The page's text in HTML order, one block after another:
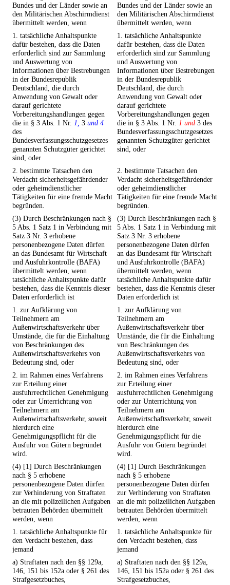
Bundes und der Länder sowie an
den Militärischen Abschirmdienst
übermittelt werden, wenn
Bundes und der Länder sowie an
den Militärischen Abschirmdienst
übermittelt werden, wenn
1. tatsächliche Anhaltspunkte
dafür bestehen, dass die Daten
erforderlich sind zur Sammlung
und Auswertung von
Informationen über Bestrebungen
in der Bundesrepublik
Deutschland, die durch
Anwendung von Gewalt oder
darauf gerichtete
Vorbereitungshandlungen gegen
die in § 3 Abs. 1 Nr. 1, 3 und 4
des
Bundesverfassungsschutzgesetzes
genannten Schutzgüter gerichtet
sind, oder
1. tatsächliche Anhaltspunkte
dafür bestehen, dass die Daten
erforderlich sind zur Sammlung
und Auswertung von
Informationen über Bestrebungen
in der Bundesrepublik
Deutschland, die durch
Anwendung von Gewalt oder
darauf gerichtete
Vorbereitungshandlungen gegen
die in § 3 Abs. 1 Nr. 1 und 3 des
Bundesverfassungsschutzgesetzes
genannten Schutzgüter gerichtet
sind, oder
2. bestimmte Tatsachen den
Verdacht sicherheitsgefährdender
oder geheimdienstlicher
Tätigkeiten für eine fremde Macht
begründen.
2. bestimmte Tatsachen den
Verdacht sicherheitsgefährdender
oder geheimdienstlicher
Tätigkeiten für eine fremde Macht
begründen.
(3) Durch Beschränkungen nach §
5 Abs. 1 Satz 1 in Verbindung mit
Satz 3 Nr. 3 erhobene
personenbezogene Daten dürfen
an das Bundesamt für Wirtschaft
und Ausfuhrkontrolle (BAFA)
übermittelt werden, wenn
tatsächliche Anhaltspunkte dafür
bestehen, dass die Kenntnis dieser
Daten erforderlich ist
(3) Durch Beschränkungen nach §
5 Abs. 1 Satz 1 in Verbindung mit
Satz 3 Nr. 3 erhobene
personenbezogene Daten dürfen
an das Bundesamt für Wirtschaft
und Ausfuhrkontrolle (BAFA)
übermittelt werden, wenn
tatsächliche Anhaltspunkte dafür
bestehen, dass die Kenntnis dieser
Daten erforderlich ist
1. zur Aufklärung von
Teilnehmern am
Außenwirtschaftsverkehr über
Umstände, die für die Einhaltung
von Beschränkungen des
Außenwirtschaftsverkehrs von
Bedeutung sind, oder
1. zur Aufklärung von
Teilnehmern am
Außenwirtschaftsverkehr über
Umstände, die für die Einhaltung
von Beschränkungen des
Außenwirtschaftsverkehrs von
Bedeutung sind, oder
2. im Rahmen eines Verfahrens
zur Erteilung einer
ausfuhrrechtlichen Genehmigung
oder zur Unterrichtung von
Teilnehmern am
Außenwirtschaftsverkehr, soweit
hierdurch eine
Genehmigungspflicht für die
Ausfuhr von Gütern begründet
wird.
2. im Rahmen eines Verfahrens
zur Erteilung einer
ausfuhrrechtlichen Genehmigung
oder zur Unterrichtung von
Teilnehmern am
Außenwirtschaftsverkehr, soweit
hierdurch eine
Genehmigungspflicht für die
Ausfuhr von Gütern begründet
wird.
(4) [1] Durch Beschränkungen
nach § 5 erhobene
personenbezogene Daten dürfen
zur Verhinderung von Straftaten
an die mit polizeilichen Aufgaben
betrauten Behörden übermittelt
werden, wenn
(4) [1] Durch Beschränkungen
nach § 5 erhobene
personenbezogene Daten dürfen
zur Verhinderung von Straftaten
an die mit polizeilichen Aufgaben
betrauten Behörden übermittelt
werden, wenn
1. tatsächliche Anhaltspunkte für
den Verdacht bestehen, dass
jemand
1. tatsächliche Anhaltspunkte für
den Verdacht bestehen, dass
jemand
a) Straftaten nach den §§ 129a,
146, 151 bis 152a oder § 261 des
Strafgesetzbuches,
a) Straftaten nach den §§ 129a,
146, 151 bis 152a oder § 261 des
Strafgesetzbuches,